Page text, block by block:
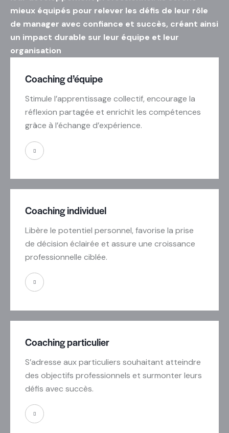
mieux équipés pour relever les défis de leur rôle
de manager avec confiance et succès, créant ainsi
un impact durable sur leur équipe et leur
organisation
Coaching d’équipe
Stimule l’apprentissage collectif, encourage la
réflexion partagée et enrichit les compétences
grâce à l’échange d’expérience.
Coaching individuel
Libère le potentiel personnel, favorise la prise
de décision éclairée et assure une croissance
professionnelle ciblée.
Coaching particulier
S’adresse aux particuliers souhaitant atteindre
des objectifs professionnels et surmonter leurs
défis avec succès.